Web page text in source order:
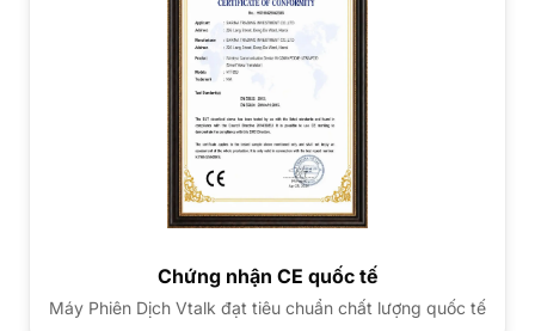
Chứng nhận CE quốc tế
Máy Phiên Dịch Vtalk đạt tiêu chuẩn chất lượng quốc tế